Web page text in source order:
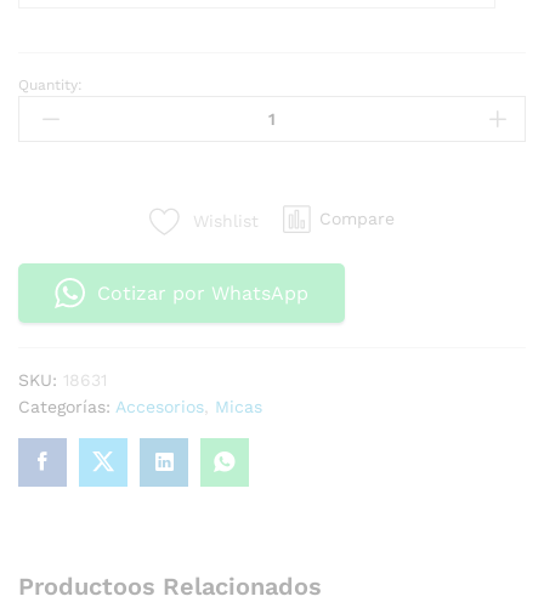
Quantity:
Wishlist Compare
Cotizar por WhatsApp
SKU: 18631
Categorías: Accesorios Micas
Productoos Relacionados